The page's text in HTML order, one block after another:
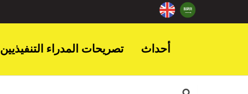
تصريحات المدراء التنفيذيين أحداث